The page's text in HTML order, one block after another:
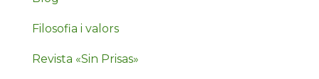
Filosofia i valors
Revista «Sin Prisas»